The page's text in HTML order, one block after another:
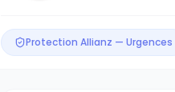
Protection Allianz — Urgences